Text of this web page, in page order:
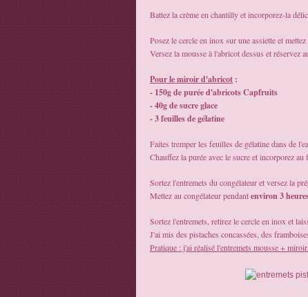
Battez la crème en chantilly et incorporez-la
Posez le cercle en inox sur une assiette et
Versez la mousse à l'abricot dessus et réservez
Pour le miroir d'abricot :
- 150g de purée d'abricots Capfruits
- 40g de sucre glace
- 3 feuilles de gélatine
Faites tremper les feuilles de gélatine dans de
Chauffez la purée avec le sucre et incorporez
Sortez l'entremets du congélateur et versez la
Mettez au congélateur pendantenviron 3
Sortez l'entremets, retirez le cercle en inox et
J'ai mis des pistaches concassées, des
Pratique : j'ai réalisé l'entremets mousse +